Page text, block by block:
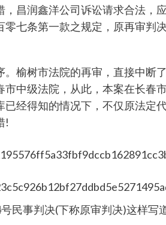
昌润鑫洋公司诉讼请求合法，
七条第一款之规定，原再审判
榆树市法院的再审，直接中断
中级法院，从此，本案在长
经得知的情况下，不仅原法定
!
民事判决(下称原审判决)这样写